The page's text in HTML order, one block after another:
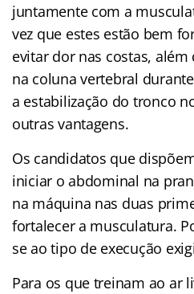
juntamente com a
vez que estes estão bem
evitar dor nas costas,
na coluna vertebral
a estabilização do tronco
outras vantagens.
Os candidatos que
iniciar o abdominal na
na máquina nas duas
fortalecer a musculatura.
se ao tipo de execução
Para os que treinam ao ar